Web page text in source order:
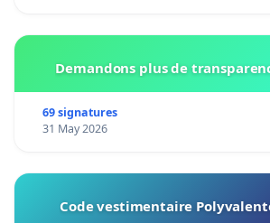
Demandons plus de
69 signatures
31 May 2026
Code vestimentaire